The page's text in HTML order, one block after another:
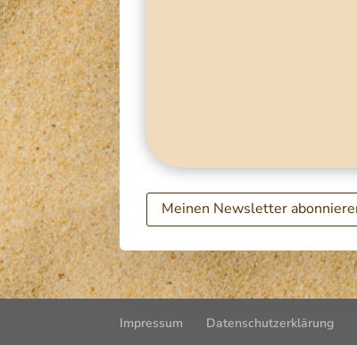
Meinen Newsletter
Impressum Datenschutzerklärung